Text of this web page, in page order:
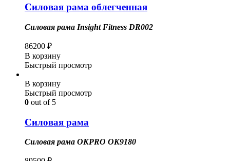
Силовая рама облегченная
Силовая рама Insight Fitness DR002
86200 ₽
В корзину
Быстрый просмотр
В корзину
Быстрый просмотр
0 out of 5
Силовая рама
Силовая рама OKPRO OK9180